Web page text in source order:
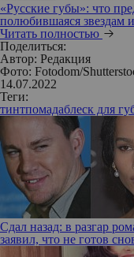
«Русские губы»: что
полюбившаяся звездам
Читать полностью
Поделиться:
Автор: Редакция
Фото: Fotodom/
14.07.2022
Теги:
тинтпомадаблеск для
Сдал назад: в разгар
заявил, что не готов